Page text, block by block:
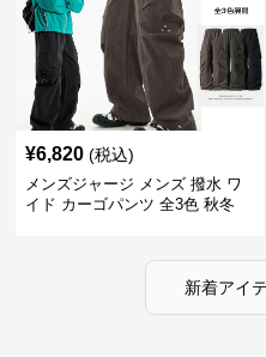
¥6,820 (税込)
メンズジャージ メンズ 撥水 ワ
イド カーゴパンツ 全3色 秋冬
新着アイ